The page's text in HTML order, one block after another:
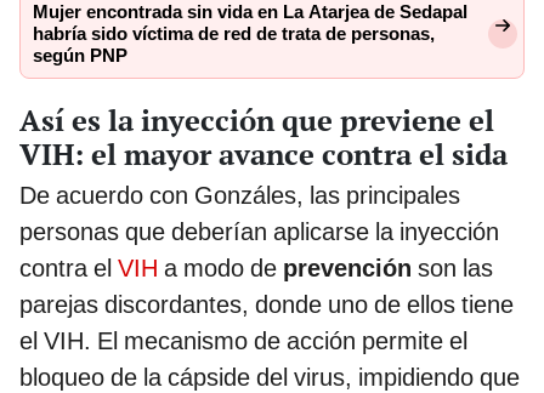
Mujer encontrada sin vida en La Atarjea de Sedapal
habría sido víctima de red de trata de personas,
según PNP
Así es la inyección que previene el
VIH: el mayor avance contra el sida
De acuerdo con Gonzáles, las principales
personas que deberían aplicarse la inyección
contra el VIH a modo de prevención son las
parejas discordantes, donde uno de ellos tiene
el VIH. El mecanismo de acción permite el
bloqueo de la cápside del virus, impidiendo que